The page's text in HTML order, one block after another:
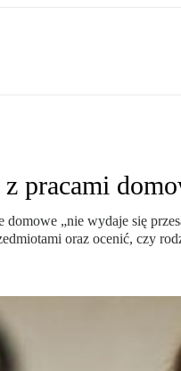
z pracami
„nie wydaje się
oraz ocenić, czy